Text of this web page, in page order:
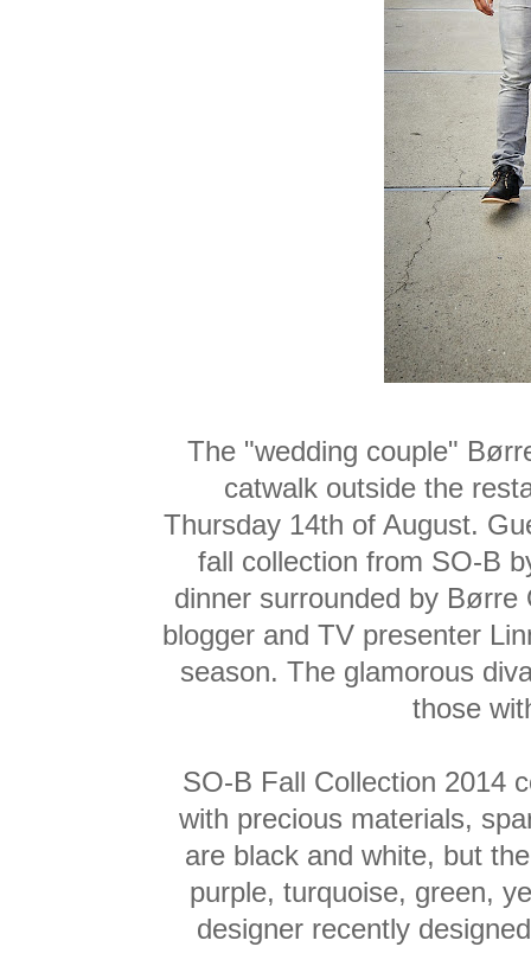
The "wedding couple"
catwalk outside the
Thursday 14th of August.
fall collection from SO-B
dinner surrounded by
blogger and TV presenter
season. The glamorous
those
SO-B Fall Collection 2014
with precious materials,
are black and white, but
purple, turquoise, green,
designer recently